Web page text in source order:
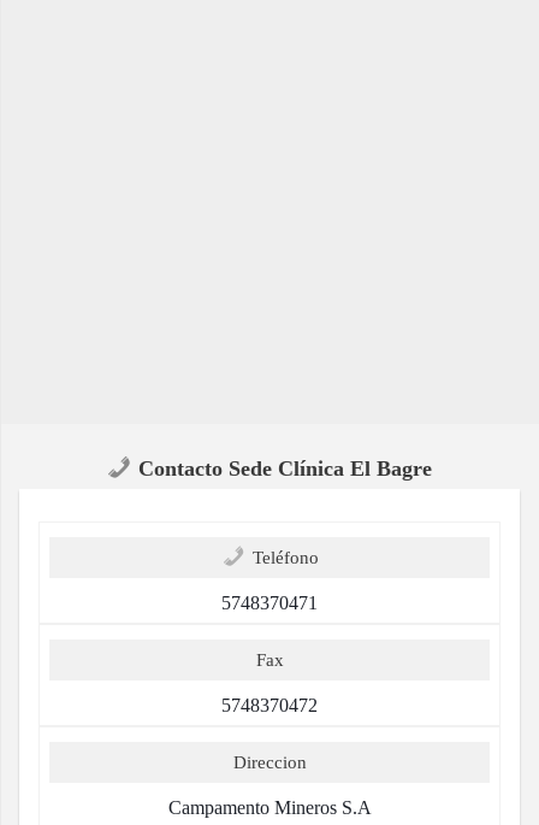
Contacto Sede Clínica El Bagre
Teléfono
5748370471
Fax
5748370472
Direccion
Campamento Mineros S.A